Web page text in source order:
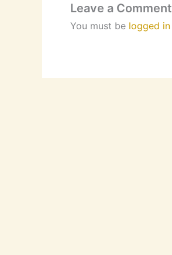
Leave a Comment
You must be logged in